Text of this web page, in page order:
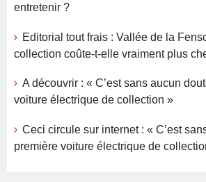
entretenir ?
Editorial tout frais : Vallée de la
collection coûte-t-elle vraiment plus
A découvrir : « C’est sans aucun
voiture électrique de collection »
Ceci circule sur internet : « C’est
première voiture électrique de